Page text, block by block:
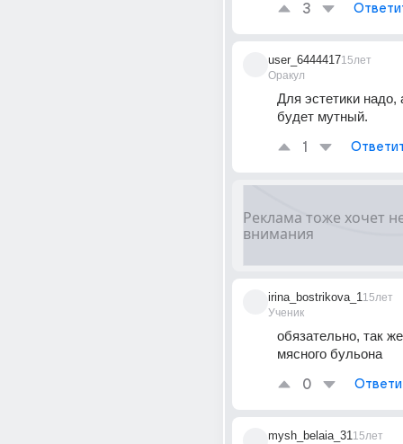
3
user_6444417
Оракул
15лет
Для эстетики надо,
будет мутный.
1
irina_bostrikova_1
Ученик
15лет
обязательно, так
мясного бульона
0
mysh_belaia_3115лет